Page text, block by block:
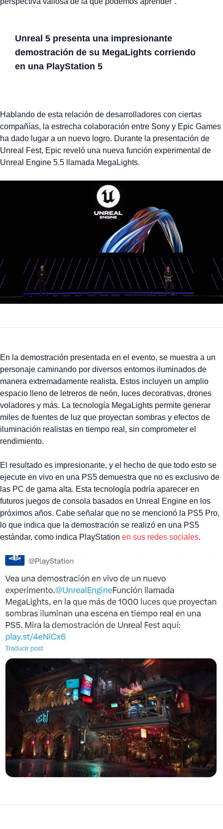
Unreal 5 presenta una impresionante
demostración de su MegaLights corriendo
en una PlayStation 5
Hablando de esta relación de desarrolladores con ciertas
compañías, la estrecha colaboración entre Sony y Epic Games
ha dado lugar a un nuevo logro. Durante la presentación de
Unreal Fest, Epic reveló una nueva función experimental de
Unreal Engine 5.5 llamada MegaLights.
En la demostración presentada en el evento, se muestra a un
personaje caminando por diversos entornos iluminados de
manera extremadamente realista. Estos incluyen un amplio
espacio lleno de letreros de neón, luces decorativas, drones
voladores y más. La tecnología MegaLights permite generar
miles de fuentes de luz que proyectan sombras y efectos de
iluminación realistas en tiempo real, sin comprometer el
rendimiento.
El resultado es impresionante, y el hecho de que todo esto se
ejecute en vivo en una PS5 demuestra que no es exclusivo de
las PC de gama alta. Esta tecnología podría aparecer en
futuros juegos de consola basados en Unreal Engine en los
próximos años. Cabe señalar que no se mencionó la PS5 Pro,
lo que indica que la demostración se realizó en una PS5
estándar, como indica PlayStation en sus redes sociales.